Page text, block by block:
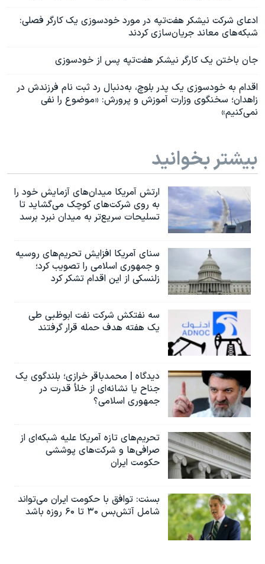
ادعای شرکت نیشکر هفت‌تپه در مورد خودسوزی یک کارگر فصلی:
شبکه‌های معاند جریان‌سازی کردند
جان باختن یک کارگر نیشکر هفت‌تپه پس از خودسوزی
اقدام به خودسوزی یک پدر بلوچ، به‌دنبال رد ثبت نام فرزندش در
زاهدان؛ سخنگوی وزارت آموزش و پرورش: «موضوع را نفی
نمی‌کنیم»
بیشتر بخوانید
ارتش آمریکا میدان‌های آزمایش خود را
به روی شرکت‌های کوچک می‌گشاید تا
تسلیحات سریع‌تر به میدان نبرد برسد
سنای آمریکا افزایش تحریم‌های روسیه
و جمهوری اسلامی را تصویب کرد؛
زلنسکی از این اقدام تشکر کرد
سه نفتکش شرکت نفت ابوظبی طی
یک هفته هدف حمله قرار گرفتند
دیدگاه | محمدباقر خرازی؛ بلندگوی یک
جناح یا نشانه‌ای از خلأ قدرت در
جمهوری اسلامی؟
تحریم‌های تازه آمریکا علیه شبکه‌ای از
صرافی‌ها و شرکت‌های پوششی
حکومت ایران
بسنت: توافق با حکومت ایران می‌تواند
شامل آتش‌بس ۳۰ تا ۶۰ روزه باشد